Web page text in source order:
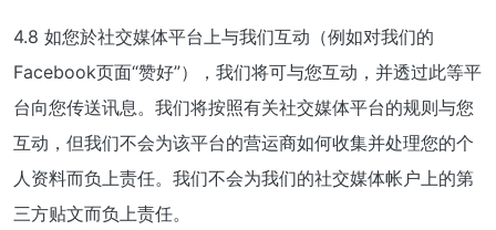
4.8 如您於社交媒体平台上与我们互动（例如对我们的
Facebook页面“赞好”），我们将可与您互动，并透过此等平
台向您传送讯息。我们将按照有关社交媒体平台的规则与您
互动，但我们不会为该平台的营运商如何收集并处理您的个
人资料而负上责任。我们不会为我们的社交媒体帐户上的第
三方贴文而负上责任。